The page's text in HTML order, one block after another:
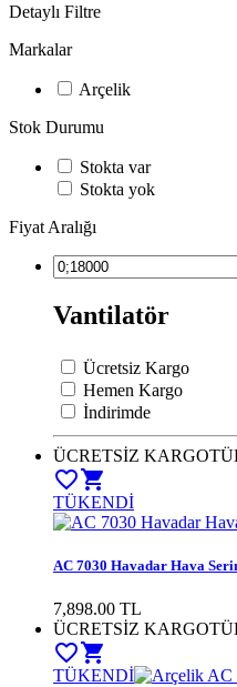
Detaylı Filtre
Markalar
Arçelik
Stok Durumu
Stokta var
Stokta yok
Fiyat Aralığı
Vantilatör
Ücretsiz Kargo
Hemen Kargo
İndirimde
ÜCRETSİZ KARGO
favorite_bordershopping_cart
TÜKENDİ
AC 7030 Havadar Hava
7,898.00 TL
ÜCRETSİZ KARGO
favorite_bordershopping_cart
TÜKENDİ